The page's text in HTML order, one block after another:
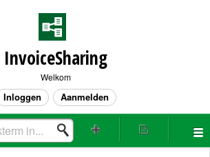
InvoiceSharing
Welkom
Inloggen Aanmelden